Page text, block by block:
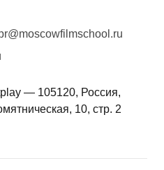
— 105120, Россия,
10, стр. 2